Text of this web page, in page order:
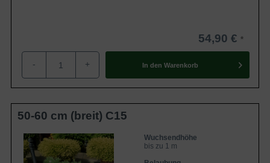
54,90 €
- + In den Warenkorb
50-60 cm (breit) C15
Wuchsendhöhe
bis zu 1 m